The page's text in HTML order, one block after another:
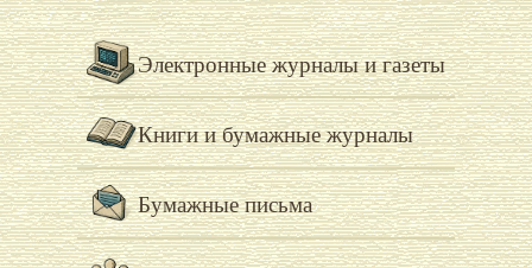
Электронные журналы и газеты
Книги и бумажные журналы
Бумажные письма